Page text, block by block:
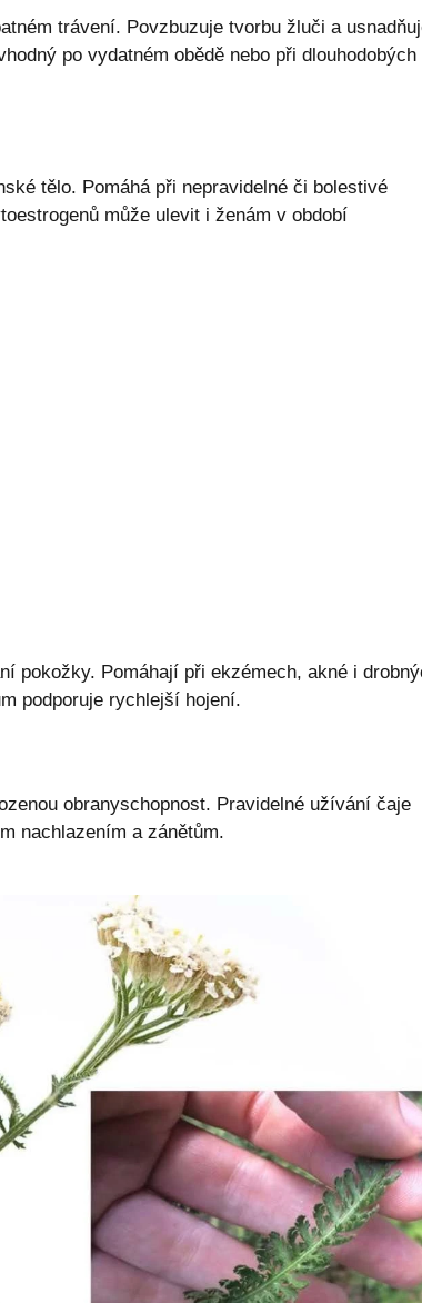
trávení. Povzbuzuje tvorbu žluči a
po vydatném obědě nebo při dlouhodobých
tělo. Pomáhá při nepravidelné či bolestivé
může ulevit i ženám v období
pokožky. Pomáhají při ekzémech, akné i
podporuje rychlejší hojení.
obranyschopnost. Pravidelné užívání čaje
nachlazením a zánětům.